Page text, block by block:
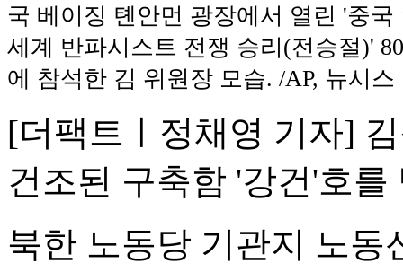
국 베이징 톈안먼 광장에서 열린 '중
세계 반파시스트 전쟁 승리(전승절)'
에 참석한 김 위원장 모습. /AP, 뉴시스
[더팩트ㅣ정채영 기자]
건조된 구축함 '강건'호
북한 노동당 기관지 노동